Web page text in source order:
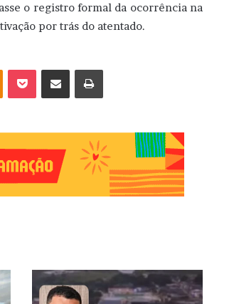
o registro formal da ocorrência na
por trás do atentado.
OK